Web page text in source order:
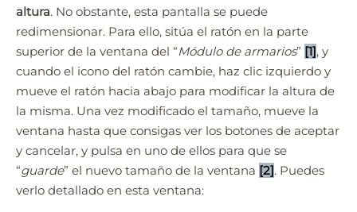
altura. No obstante, esta pantalla se puede
redimensionar. Para ello, sitúa el ratón en la parte
superior de la ventana del “Módulo de armarios” [1], y
cuando el icono del ratón cambie, haz clic izquierdo y
mueve el ratón hacia abajo para modificar la altura de
la misma. Una vez modificado el tamaño, mueve la
ventana hasta que consigas ver los botones de aceptar
y cancelar, y pulsa en uno de ellos para que se
“guarde” el nuevo tamaño de la ventana [2]. Puedes
verlo detallado en esta ventana:
Quick3DPlan
Hello! How can I assist you today?
Hola, ¿cómo puedo ayudarte?